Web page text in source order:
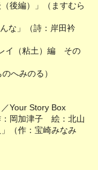
後編）」（ますむら
な」（詩：岸田衿
イ（粘土）編 その
へみのる）
Your Story Box
：岡加津子 絵：北山
（作：宝崎みなみ